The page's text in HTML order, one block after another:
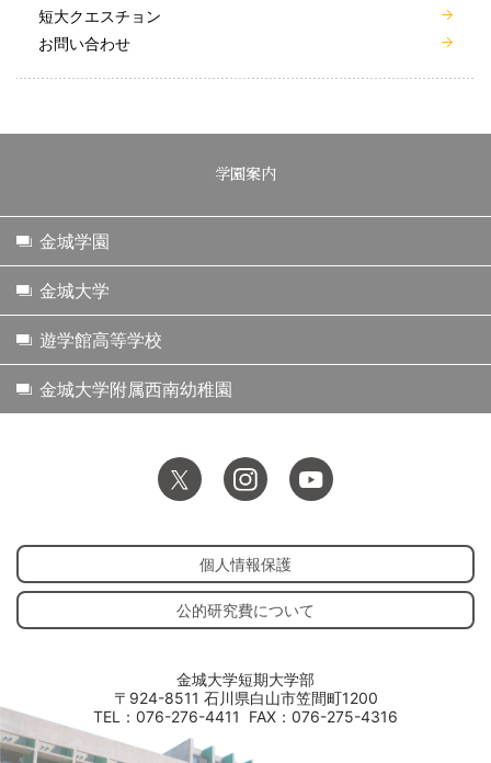
短大クエスチョン
お問い合わせ
学園案内
金城学園
金城大学
遊学館高等学校
金城大学附属西南幼稚園
個人情報保護
公的研究費について
金城大学短期大学部
〒924-8511 石川県白山市笠間町1200
TEL：076-276-4411
FAX：076-275-4316